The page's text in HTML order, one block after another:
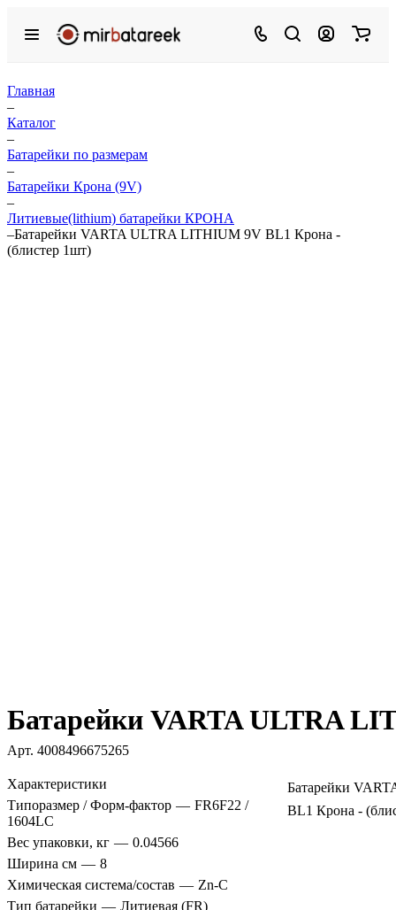
Главная
–
Каталог
–
Батарейки по размерам
–
Батарейки Крона (9V)
–
Литиевые(lithium) батарейки КРОНА
–Батарейки VARTA ULTRA LITHIUM 9V BL1 Крона -
(блистер 1шт)
Батарейки VARTA ULTRA
Арт. 4008496675265
Характеристики
Типоразмер / Форм-фактор — FR6F22 /
1604LC
Вес упаковки, кг — 0.04566
Ширина см — 8
Химическая система/состав — Zn-C
Тип батарейки — Литиевая (FR)
Батарейки
BL1 Крона -